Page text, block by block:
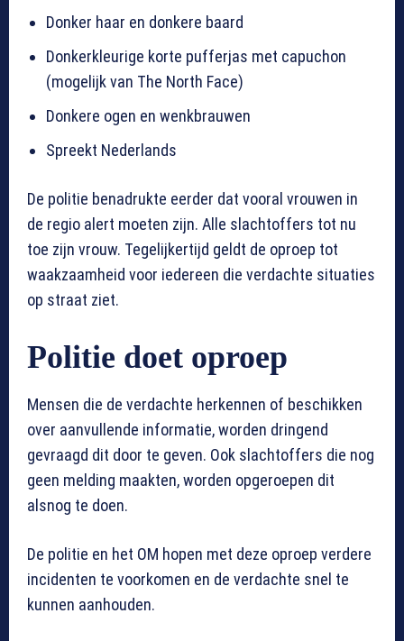
Donker haar en donkere baard
Donkerkleurige korte pufferjas met capuchon
(mogelijk van The North Face)
Donkere ogen en wenkbrauwen
Spreekt Nederlands
De politie benadrukte eerder dat vooral vrouwen in
de regio alert moeten zijn. Alle slachtoffers tot nu
toe zijn vrouw. Tegelijkertijd geldt de oproep tot
waakzaamheid voor iedereen die verdachte situaties
op straat ziet.
Politie doet oproep
Mensen die de verdachte herkennen of beschikken
over aanvullende informatie, worden dringend
gevraagd dit door te geven. Ook slachtoffers die nog
geen melding maakten, worden opgeroepen dit
alsnog te doen.
De politie en het OM hopen met deze oproep verdere
incidenten te voorkomen en de verdachte snel te
kunnen aanhouden.